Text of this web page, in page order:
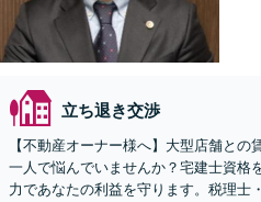
立ち退き交渉
【不動産オーナー様へ】大型店舗との
一人で悩んでいませんか？宅建士資格
力であなたの利益を守ります。税理士